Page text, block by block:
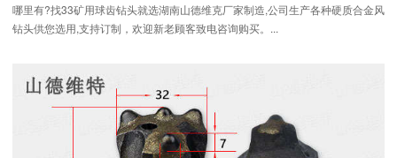
哪里有?找33矿用球齿钻头就选湖南山德维克厂家制造,公司生产各种硬质合金风
钻头供您选用,支持订制，欢迎新老顾客致电咨询购买。...